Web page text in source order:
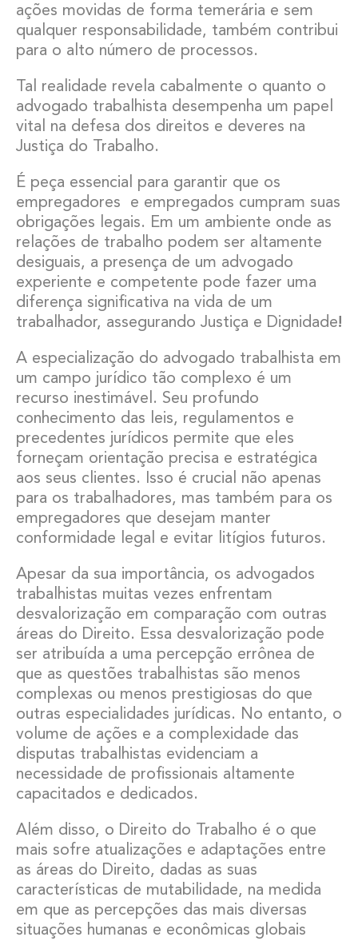
ações movidas de forma temerária e sem
qualquer responsabilidade, também contribui
para o alto número de processos.
Tal realidade revela cabalmente o quanto o
advogado trabalhista desempenha um papel
vital na defesa dos direitos e deveres na
Justiça do Trabalho.
É peça essencial para garantir que os
empregadores e empregados cumpram suas
obrigações legais. Em um ambiente onde as
relações de trabalho podem ser altamente
desiguais, a presença de um advogado
experiente e competente pode fazer uma
diferença significativa na vida de um
trabalhador, assegurando Justiça e Dignidade!
A especialização do advogado trabalhista em
um campo jurídico tão complexo é um
recurso inestimável. Seu profundo
conhecimento das leis, regulamentos e
precedentes jurídicos permite que eles
forneçam orientação precisa e estratégica
aos seus clientes. Isso é crucial não apenas
para os trabalhadores, mas também para os
empregadores que desejam manter
conformidade legal e evitar litígios futuros.
Apesar da sua importância, os advogados
trabalhistas muitas vezes enfrentam
desvalorização em comparação com outras
áreas do Direito. Essa desvalorização pode
ser atribuída a uma percepção errônea de
que as questões trabalhistas são menos
complexas ou menos prestigiosas do que
outras especialidades jurídicas. No entanto, o
volume de ações e a complexidade das
disputas trabalhistas evidenciam a
necessidade de profissionais altamente
capacitados e dedicados.
Além disso, o Direito do Trabalho é o que
mais sofre atualizações e adaptações entre
as áreas do Direito, dadas as suas
características de mutabilidade, na medida
em que as percepções das mais diversas
situações humanas e econômicas globais